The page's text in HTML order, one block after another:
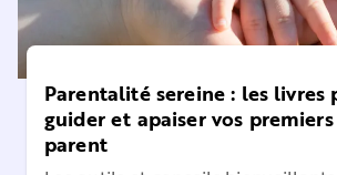
Parentalité sereine : les livres
guider et apaiser vos
parent